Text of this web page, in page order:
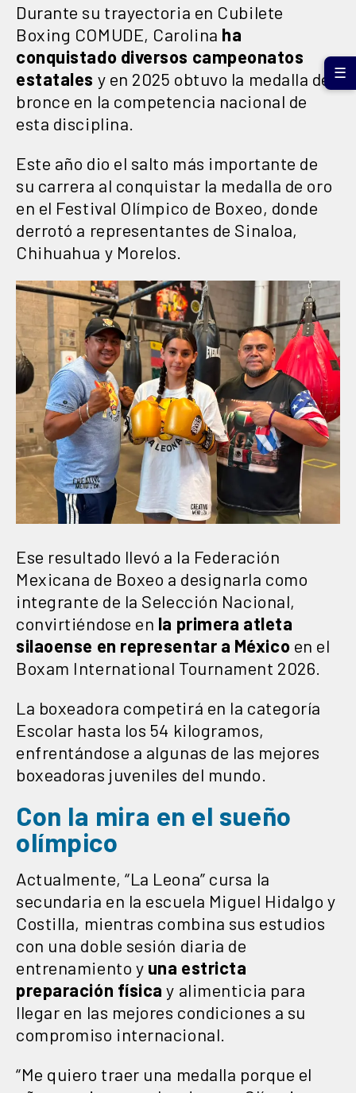
Durante su trayectoria en Cubilete
Boxing COMUDE, Carolina ha
conquistado diversos campeonatos
estatales y en 2025 obtuvo la medalla de
bronce en la competencia nacional de
esta disciplina.
Este año dio el salto más importante de
su carrera al conquistar la medalla de oro
en el Festival Olímpico de Boxeo, donde
derrotó a representantes de Sinaloa,
Chihuahua y Morelos.
Ese resultado llevó a la Federación
Mexicana de Boxeo a designarla como
integrante de la Selección Nacional,
convirtiéndose en la primera atleta
silaoense en representar a México en el
Boxam International Tournament 2026.
La boxeadora competirá en la categoría
Escolar hasta los 54 kilogramos,
enfrentándose a algunas de las mejores
boxeadoras juveniles del mundo.
Con la mira en el sueño
olímpico
Actualmente, “La Leona” cursa la
secundaria en la escuela Miguel Hidalgo y
Costilla, mientras combina sus estudios
con una doble sesión diaria de
entrenamiento y una estricta
preparación física y alimenticia para
llegar en las mejores condiciones a su
compromiso internacional.
“Me quiero traer una medalla porque el
☰